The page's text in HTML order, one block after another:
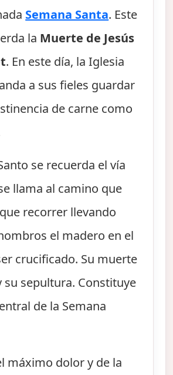
Semana Santa. Este
la Muerte de Jesús
. En este día, la Iglesia
a sus fieles guardar
de carne como
se recuerda el vía
llama al camino que
recorrer llevando
el madero en el
crucificado. Su muerte
su sepultura. Constituye
de la Semana
máximo dolor y de la